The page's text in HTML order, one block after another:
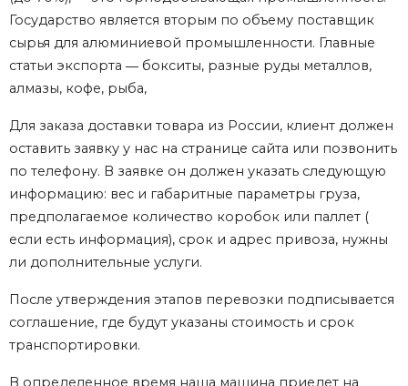
Государство является вторым по объему поставщик
сырья для алюминиевой промышленности. Главные
статьи экспорта ― бокситы, разные руды металлов,
алмазы, кофе, рыба,
Для заказа доставки товара из России, клиент должен
оставить заявку у нас на странице сайта или позвонить
по телефону. В заявке он должен указать следующую
информацию: вес и габаритные параметры груза,
предполагаемое количество коробок или паллет (
если есть информация), срок и адрес привоза, нужны
ли дополнительные услуги.
После утверждения этапов перевозки подписывается
соглашение, где будут указаны стоимость и срок
транспортировки.
В определенное время наша машина приедет на